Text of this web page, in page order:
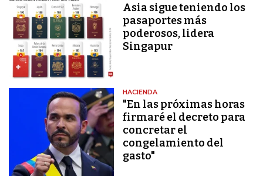
Asia sigue teniendo los
pasaportes más
poderosos, lidera
Singapur
HACIENDA
"En las próximas horas
firmaré el decreto para
concretar el
congelamiento del
gasto"